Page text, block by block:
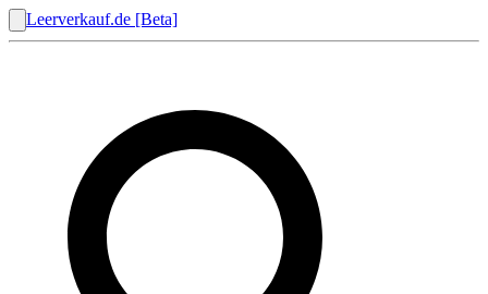
Leerverkauf.de [Beta]